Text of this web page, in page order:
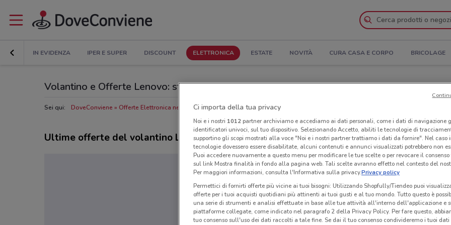
IN EVIDENZA IPER E SUPER DISCOUNT ELETTRONICA ESTATE NOVITÀ CURA CASA E CORPO BRICOLAGE
Volantino e Offerte Lenovo: sfoglia il Catalogo
Sei qui: DoveConviene Offerte Elettronica nelle vicinanze Negozi Lenovo nelle vicinanze
Ultime offerte del volantino Lenovo
Ci importa della tua privacy
Noi e i nostri 1012partner archiviamo e accediamo ai dati personali, come i dati di navigazione
identificatori univoci, sul tuo dispositivo. Selezionando Accetto, abiliti le tecnologie di
supportino gli scopi mostrati alla voce "Noi e i nostri partner trattiamo i dati da fornire". Nel caso
tecnologie dovessero essere disabilitate, alcuni contenuti e annunci visualizzati potrebbero non
Puoi accedere nuovamente a questo menu per modificare le tue scelte o per revocare il
sul link Mostra finalità in fondo alla pagina web. Tali scelte avranno effetto nel contesto del
Per maggiori informazioni, consulta l'Informativa sulla privacy.Privacy policy
Permettici di fornirti offerte più vicine ai tuoi bisogni: Utilizzando Shopfully/Tiendeo puoi
offerte per i tuoi acquisti quotidiani più attinenti ai tuoi gusti e al tuo mondo. Tutto questo è
una serie di strumenti e analisi effettuate in base alle tue attività all'interno dell'applicazione e
piattaforme collegate, come indicato nel paragrafo 2 della Privacy Policy. Per fare questo,
tuo consenso sull'uso dei dati raccolti a tale fine. Se dai il tuo consenso condivideremo i tuoi dati